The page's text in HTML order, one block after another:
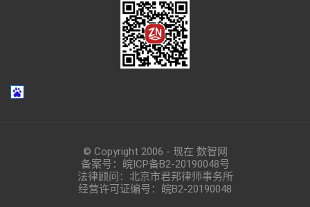
© Copyright 2006 - 现在 数智网
备案号： 皖ICP备B2-20190048号
法律顾问：北京市君邦律师事务所
经营许可证编号：皖B2-20190048